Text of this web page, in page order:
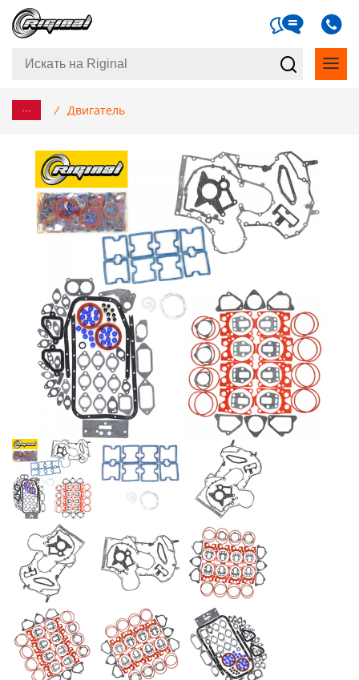
... / Двигатель